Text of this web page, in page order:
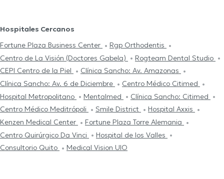
Hospitales Cercanos
Fortune Plaza Business Center
Rgp Orthodentis
Centro de La Visión (Doctores Gabela)
Rogteam Dental Studio
CEPI Centro de la Piel
Clínica Sancho: Av. Amazonas
Clínica Sancho: Av. 6 de Diciembre
Centro Médico Citimed
Hospital Metropolitano
Mentalmed
Clínica Sancho: Citimed
Centro Médico Meditrópoli
Smile District
Hospital Axxis
Kenzen Medical Center
Fortune Plaza Torre Alemania
Centro Quirúrgico Da Vinci
Hospital de los Valles
Consultorio Quito
Medical Vision UIO